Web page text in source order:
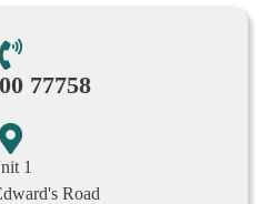
77758
1
Road